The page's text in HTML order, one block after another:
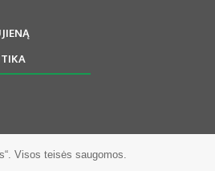
Visos teisės saugomos.